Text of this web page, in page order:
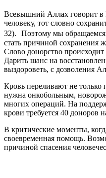
Всевышний Аллах говорит в
человеку, тот словно
32). Поэтому мы обращаемся
стать причиной сохранения
Слово донорство
Дарить шанс на
выздороветь, с дозволения
Кровь переливают не только
нужна онкобольным,
многих операций. На
крови требуется 40 доноров
В критические моменты,
своевременная помощь.
причиной спасения